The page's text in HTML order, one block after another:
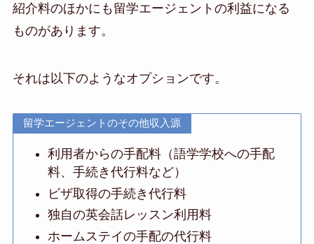
紹介料のほかにも留学エージェントの利益になる
ものがあります。
それは以下のようなオプションです。
留学エージェントのその他収入源
利用者からの手配料（語学学校への手配
料、手続き代行料など）
ビザ取得の手続き代行料
独自の英会話レッスン利用料
ホームステイの手配の代行料